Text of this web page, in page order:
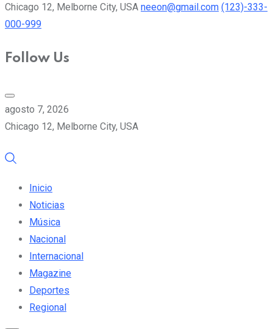
Chicago 12, Melborne City, USA neeon@gmail.com (123)-333-
000-999
Follow Us
agosto 7, 2026
Chicago 12, Melborne City, USA
Inicio
Noticias
Música
Nacional
Internacional
Magazine
Deportes
Regional